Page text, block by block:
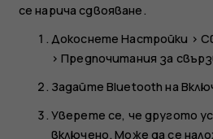
се нарича сдвояване.
ДокоснетеНастройки >
>Предпочитания за
ЗадайтеBluetooth на
Уверете се, че другото
включено. Може да се